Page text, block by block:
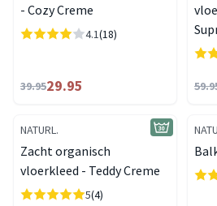
- Cozy Creme
4.1(18)
39.9529.95
NATURL.
Zacht organisch
vloerkleed - Teddy Creme
5(4)